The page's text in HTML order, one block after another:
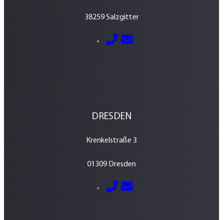
38259 Salzgitter
05341 – 2884600
E-Mail senden
DRESDEN
Krenkelstraße 3
01309 Dresden
0351 – 213 037 70
E-Mail senden